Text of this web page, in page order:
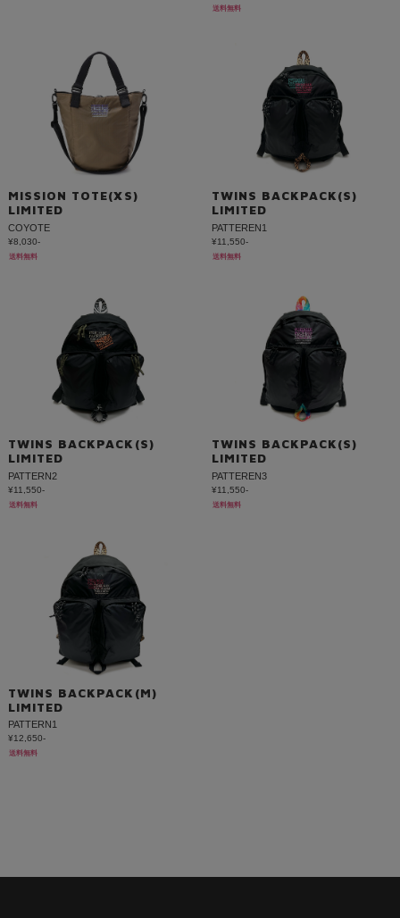
送料無料
MISSION TOTE(XS)
LIMITED
COYOTE
¥8,030-
送料無料
TWINS BACKPACK(S)
LIMITED
PATTEREN1
¥11,550-
送料無料
TWINS BACKPACK(S)
LIMITED
PATTERN2
¥11,550-
送料無料
TWINS BACKPACK(S)
LIMITED
PATTEREN3
¥11,550-
送料無料
TWINS BACKPACK(M)
LIMITED
PATTERN1
¥12,650-
送料無料